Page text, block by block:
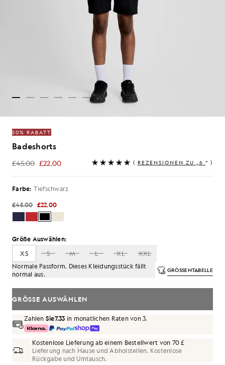
50% RABATT
Badeshorts
£45.00 £22.00
£22.00 ( REZENSIONEN ZU „6 “ )
Farbe: Tiefschwarz
£45.00 £22.00
Größe Auswählen:
XS
S M L XL
XXL
Normale Passform. Dieses Kleidungsstück fällt
normal aus.
GRÖSSENTABELLE
GRÖSSE AUSWÄHLEN
Zahlen Sie7.33 in monatlichen Raten von 3.
Kostenlose Lieferung ab einem Bestellwert von 70 £
Lieferung nach Hause und Abholstellen. Kostenlose
Rückgabe und Umtausch.